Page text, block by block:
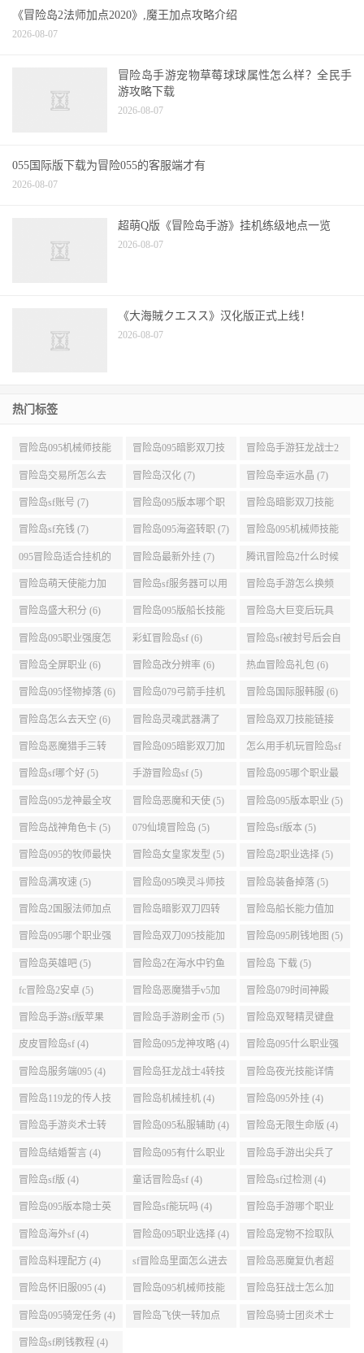
《冒险岛2法师加点2020》,魔王加点攻略介绍
2026-08-07
冒险岛手游宠物草莓球球属性怎么样？全民手
游攻略下载
2026-08-07
055国际版下载为冒险055的客服端才有
2026-08-07
超萌Q版《冒险岛手游》挂机练级地点一览
2026-08-07
《大海賊クエスス》汉化版正式上线！
2026-08-07
热门标签
冒险岛095机械师技能
展示 (9)
冒险岛095暗影双刀技
能加点 (9)
冒险岛手游狂龙战士2
转 (9)
冒险岛交易所怎么去
(8)
冒险岛汉化 (7) 冒险岛幸运水晶 (7)
冒险岛sf账号 (7) 冒险岛095版本哪个职
业段数高些 (7)
冒险岛暗影双刀技能
加点095版本 (7)
冒险岛sf充钱 (7) 冒险岛095海盗转职 (7) 冒险岛095机械师技能
演示 (7)
095冒险岛适合挂机的
地图 (7)
冒险岛最新外挂 (7) 腾讯冒险岛2什么时候
公测 (7)
冒险岛萌天使能力加
点 (6)
冒险岛sf服务器可以用
自己电脑 (6)
冒险岛手游怎么换频
道 (6)
冒险岛盛大积分 (6) 冒险岛095版船长技能
介绍 (6)
冒险岛大巨变后玩具
城组队任务 (6)
冒险岛095职业强度怎
么选 (6)
彩虹冒险岛sf (6) 冒险岛sf被封号后会自
动关闭电脑 (6)
冒险岛全屏职业 (6) 冒险岛改分辨率 (6) 热血冒险岛礼包 (6)
冒险岛095怪物掉落 (6) 冒险岛079弓箭手挂机
升级的地方 (6)
冒险岛国际服韩服 (6)
冒险岛怎么去天空 (6) 冒险岛灵魂武器满了
(6)
冒险岛双刀技能链接
(5)
冒险岛恶魔猎手三转
技能加点顺序 (5)
冒险岛095暗影双刀加
点 (5)
怎么用手机玩冒险岛sf
(5)
冒险岛sf哪个好 (5) 手游冒险岛sf (5) 冒险岛095哪个职业最
好 (5)
冒险岛095龙神最全攻
略 (5)
冒险岛恶魔和天使 (5) 冒险岛095版本职业 (5)
冒险岛战神角色卡 (5) 079仙境冒险岛 (5) 冒险岛sf版本 (5)
冒险岛095的牧师最快
升级路线 (5)
冒险岛女皇家发型 (5) 冒险岛2职业选择 (5)
冒险岛满攻速 (5) 冒险岛095唤灵斗师技
能介绍 (5)
冒险岛装备掉落 (5)
冒险岛2国服法师加点
(5)
冒险岛暗影双刀四转
任务 (5)
冒险岛船长能力值加
点 (5)
冒险岛095哪个职业强
势 (5)
冒险岛双刀095技能加
点 (5)
冒险岛095刷钱地图 (5)
冒险岛英雄吧 (5) 冒险岛2在海水中钓鱼
(5)
冒险岛 下载 (5)
fc冒险岛2安卓 (5) 冒险岛恶魔猎手v5加
点 (5)
冒险岛079时间神殿
999任务 (5)
冒险岛手游sf版苹果
(5)
冒险岛手游刷金币 (5) 冒险岛双弩精灵键盘
设置 (5)
皮皮冒险岛sf (4) 冒险岛095龙神攻略 (4) 冒险岛095什么职业强
(4)
冒险岛服务端095 (4) 冒险岛狂龙战士4转技
能加点 (4)
冒险岛夜光技能详情
(4)
冒险岛119龙的传人技
能加点 (4)
冒险岛机械挂机 (4) 冒险岛095外挂 (4)
冒险岛手游炎术士转
职 (4)
冒险岛095私服辅助 (4) 冒险岛无限生命版 (4)
冒险岛结婚誓言 (4) 冒险岛095有什么职业
(4)
冒险岛手游出尖兵了
吗 (4)
冒险岛sf版 (4) 童话冒险岛sf (4) 冒险岛sf过检测 (4)
冒险岛095版本隐士英
雄后期玩哪个好 (4)
冒险岛sf能玩吗 (4) 冒险岛手游哪个职业
厉害 (4)
冒险岛海外sf (4) 冒险岛095职业选择 (4) 冒险岛宠物不捡取队
友的东西 (4)
冒险岛料理配方 (4) sf冒险岛里面怎么进去
打扎昆啊 (4)
冒险岛恶魔复仇者超
级技能 (4)
冒险岛怀旧服095 (4) 冒险岛095机械师技能
(4)
冒险岛狂战士怎么加
点 (4)
冒险岛095骑宠任务 (4) 冒险岛飞侠一转加点 冒险岛骑士团炎术士
冒险岛sf刷钱教程 (4)